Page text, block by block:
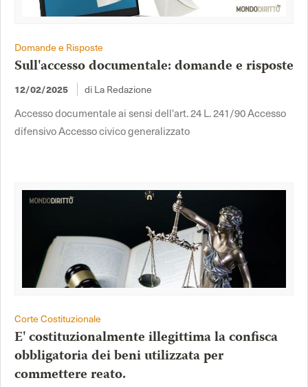
Domande e Risposte
Sull'accesso documentale: domande e risposte
12/02/2025 di La Redazione
Accesso documentale ai sensi dell'art. 24 L. 241/90 Accesso
difensivo Accesso civico generalizzato
Corte Costituzionale
E' costituzionalmente illegittima la confisca
obbligatoria dei beni utilizzata per
commettere reato.